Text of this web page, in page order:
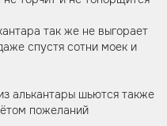
так же не выгорает
спустя сотни моек и
алькантары шьются также
пожеланий